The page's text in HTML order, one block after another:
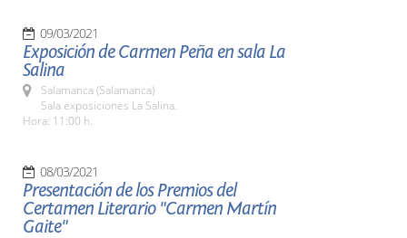
09/03/2021
Exposición de Carmen Peña en sala La
Salina
Salamanca (Salamanca)
Sala exposiciones La Salina.
Hora: 11:00 h.
08/03/2021
Presentación de los Premios del
Certamen Literario "Carmen Martín
Gaite"